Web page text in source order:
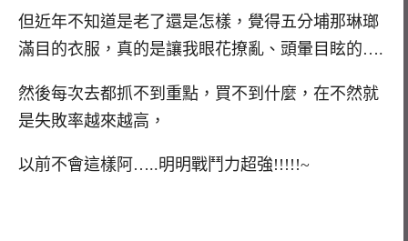
但近年不知道是老了還是怎樣，覺得五分埔那琳瑯
滿目的衣服，真的是讓我眼花撩亂、頭暈目眩的….
然後每次去都抓不到重點，買不到什麼，在不然就
是失敗率越來越高，
以前不會這樣阿…..明明戰鬥力超強!!!!!~